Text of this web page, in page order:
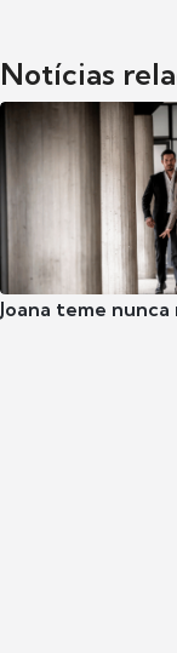
Notícias
Joana teme nunca